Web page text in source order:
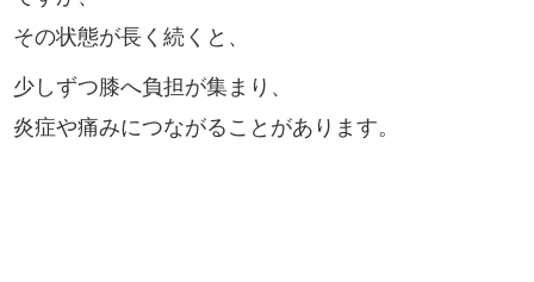
その状態が長く続くと、
少しずつ膝へ負担が集まり、
炎症や痛みにつながることがあります。